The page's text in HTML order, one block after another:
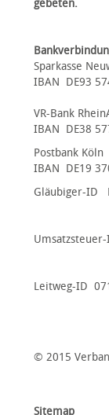
gebeten.
Sparkasse
IBAN DE93
VR-Bank
IBAN DE38
Postbank Köln
IBAN DE19
Gläubiger-ID
Leitweg-ID
© 2015
Sitemap